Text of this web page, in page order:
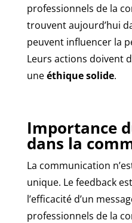
professionnels de la
trouvent aujourd’hui
peuvent influencer la
Leurs actions doivent
uneéthique solide.
Importance
dans la
La communication
unique. Le feedback
l’efficacité d’un
professionnels de la